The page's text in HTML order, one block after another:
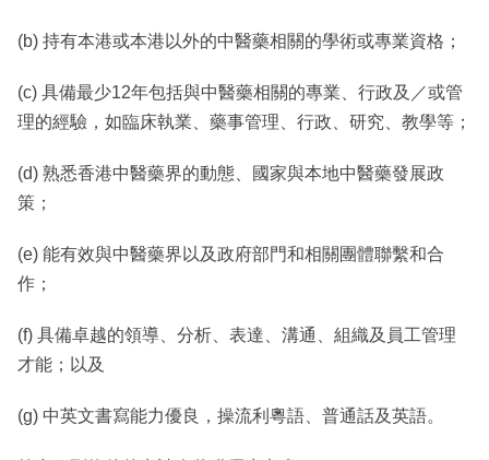
(b) 持有本港或本港以外的中醫藥相關的學術或專業資格；
(c) 具備最少12年包括與中醫藥相關的專業、行政及／或管
理的經驗，如臨床執業、藥事管理、行政、研究、教學等；
(d) 熟悉香港中醫藥界的動態、國家與本地中醫藥發展政
策；
(e) 能有效與中醫藥界以及政府部門和相關團體聯繫和合
作；
(f) 具備卓越的領導、分析、表達、溝通、組織及員工管理
才能；以及
(g) 中英文書寫能力優良，操流利粵語、普通話及英語。